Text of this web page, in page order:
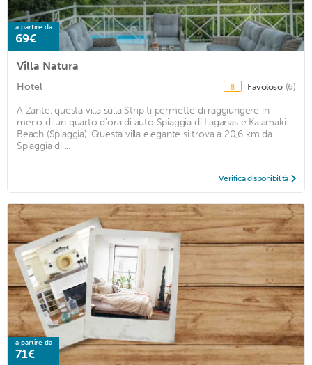
a partire da
69€
Villa Natura
Hotel 8 Favoloso (6)
A Zante, questa villa sulla Strip ti permette di raggiungere in
meno di un quarto d'ora di auto Spiaggia di Laganas e Kalamaki
Beach (Spiaggia). Questa villa elegante si trova a 20,6 km da
Spiaggia di ...
Verifica disponibilità
a partire da
71€